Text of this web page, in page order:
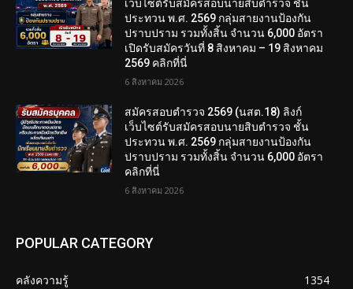
เว็บไซต์รับสมัครสอบนายสิบตำรวจ ชั้น
ประทวน พ.ศ. 2569 กลุ่มสายงานป้องกัน
ปราบปราม รวมทั้งสิ้น จำนวน 6,000 อัตรา
เปิดรับสมัครวันที่ 8 สิงหาคม – 19 สิงหาคม
2569 คลิกที่นี่
6 สิงหาคม 2026
สมัครสอบตํารวจ 2569 (นสต.18) ลิงก์
เว็บไซต์รับสมัครสอบนายสิบตำรวจ ชั้น
ประทวน พ.ศ. 2569 กลุ่มสายงานป้องกัน
ปราบปราม รวมทั้งสิ้น จำนวน 6,000 อัตรา
คลิกที่นี่
6 สิงหาคม 2026
POPULAR CATEGORY
คลังความรู้
1354